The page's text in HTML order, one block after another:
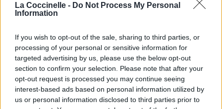
La Coccinelle - Do Not Process My Personal
Information
If you wish to opt-out of the sale, sharing to third parties, or
processing of your personal or sensitive information for
targeted advertising by us, please use the below opt-out
section to confirm your selection. Please note that after your
opt-out request is processed you may continue seeing
interest-based ads based on personal information utilized by
us or personal information disclosed to third parties prior to